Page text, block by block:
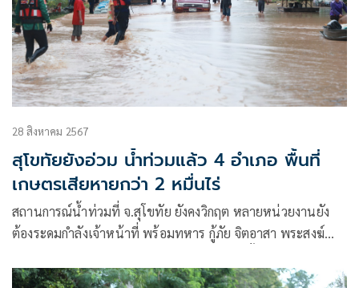
28 สิงหาคม 2567
สุโขทัยยังอ่วม น้ำท่วมแล้ว 4 อำเภอ พื้นที่
เกษตรเสียหายกว่า 2 หมื่นไร่
สถานการณ์น้ำท่วมที่ จ.สุโขทัย ยังคงวิกฤต หลายหน่วยงานยัง
ต้องระดมกำลังเจ้าหน้าที่ พร้อมทหาร กู้ภัย จิตอาสา พระสงฆ์
น้ำดื่มเข้าไปแจกจ่าย และช่วยขนย้ายสิ่งของมีค่ากับผู้สูงอายุ ผู้